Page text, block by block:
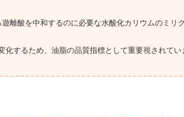
離酸を中和するのに必要な水酸化カリウムのミリ
するため、油脂の品質指標として重要視されてい